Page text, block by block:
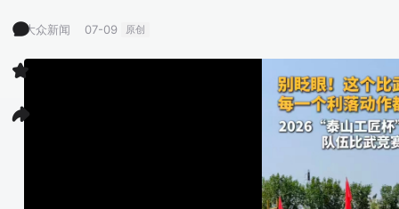
大众新闻 07-09 原创